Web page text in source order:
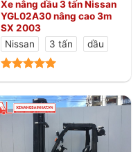
Xe nâng dầu 3 tấn Nissan
YGL02A30 nâng cao 3m
SX 2003
Nissan
3 tấn dầu